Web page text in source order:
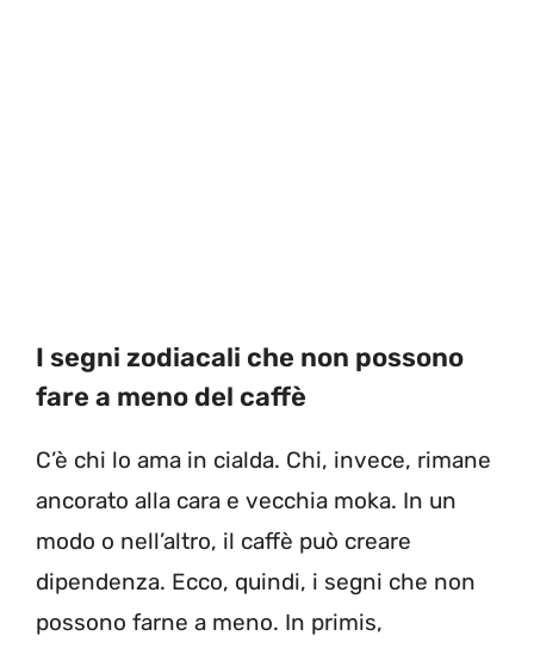
I segni zodiacali che non possono
fare a meno del caffè
C’è chi lo ama in cialda. Chi, invece, rimane
ancorato alla cara e vecchia moka. In un
modo o nell’altro, il caffè può creare
dipendenza. Ecco, quindi, i segni che non
possono farne a meno. In primis,